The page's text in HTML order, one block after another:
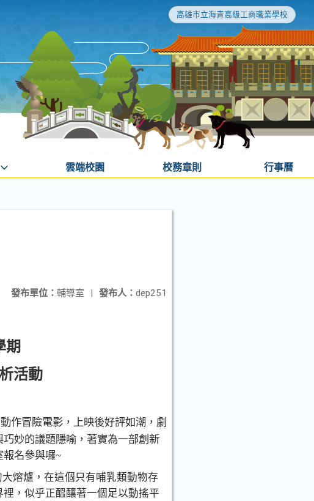
高雄市立海青高級工商職業學校
雲端校園 校務章則 行事曆
發布人： dep251
發布單位： 輔導室 |
期
活動
作冒險電影，上映後好評如潮，劇
妙的議題隱喻，著實為一部創新
報名參與囉~
熔爐，在這個只有哺乳類動物存
，似乎正醞釀著一個足以動搖平